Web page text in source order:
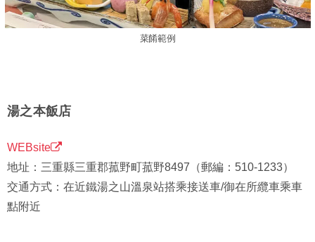
菜餚範例
湯之本飯店
WEBsite
地址：三重縣三重郡菰野町菰野8497（郵編：510-1233）
交通方式：在近鐵湯之山溫泉站搭乘接送車/御在所纜車乘車
點附近